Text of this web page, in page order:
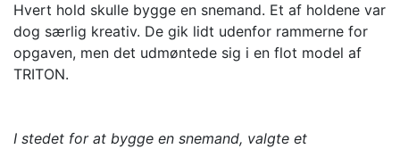
Hvert hold skulle bygge en snemand. Et af holdene var
dog særlig kreativ. De gik lidt udenfor rammerne for
opgaven, men det udmøntede sig i en flot model af
TRITON.
I stedet for at bygge en snemand, valgte et